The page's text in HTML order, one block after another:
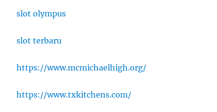
slot olympus
slot terbaru
https://www.mcmichaelhigh.org/
https://www.txkitchens.com/